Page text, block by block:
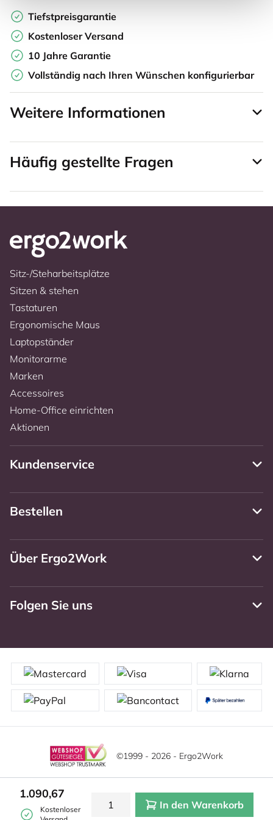
Tiefstpreisgarantie
Kostenloser Versand
10 Jahre Garantie
Vollständig nach Ihren Wünschen konfigurierbar
1.090,67
Kostenloser
In den Warenkorb
Weitere Informationen
Häufig gestellte Fragen
Sitz-/Steharbeitsplätze
Sitzen & stehen
Tastaturen
Ergonomische Maus
Laptopständer
Monitorarme
Marken
Accessoires
Home-Office einrichten
Aktionen
Kundenservice
Bestellen
Über Ergo2Work
Folgen Sie uns
©1999 - 2026 - Ergo2Work
Haftungsausschluss
Allgemeine Geschäftsbedingungen
Cookie-Einstellungen